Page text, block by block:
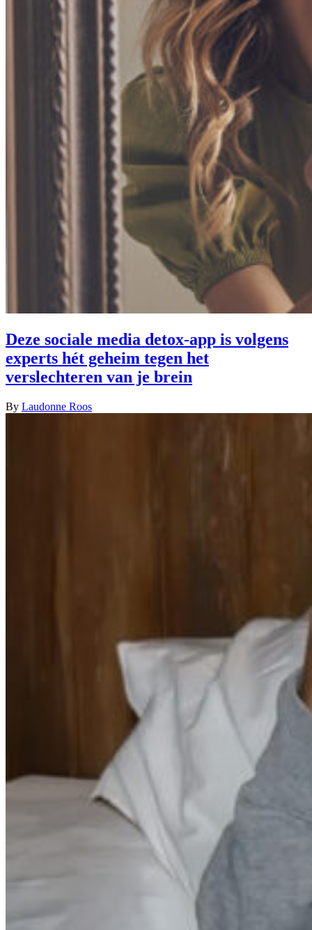
Deze sociale media detox-app is volgens
experts hét geheim tegen het
verslechteren van je brein
By Laudonne Roos